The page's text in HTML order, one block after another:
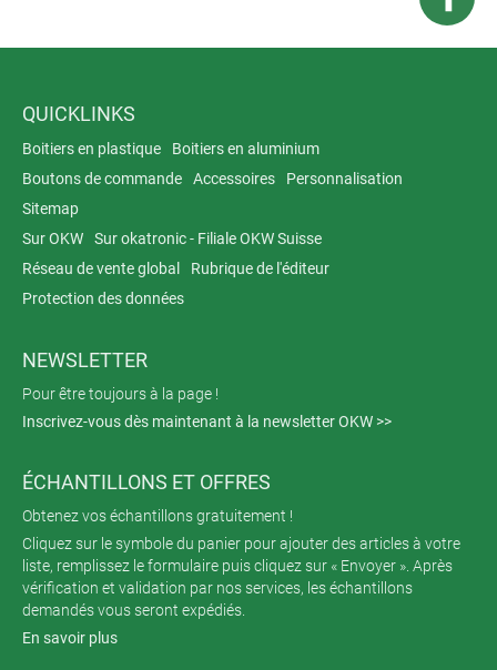
QUICKLINKS
Boitiers en plastique
Boitiers en aluminium
Boutons de commande
Accessoires
Personnalisation
Sitemap
Sur OKW
Sur okatronic - Filiale OKW Suisse
Réseau de vente global
Rubrique de l'éditeur
Protection des données
NEWSLETTER
Pour être toujours à la page !
Inscrivez-vous dès maintenant à la newsletter OKW >>
ÉCHANTILLONS ET OFFRES
Obtenez vos échantillons gratuitement !
Cliquez sur le symbole du panier pour ajouter des articles à votre
liste, remplissez le formulaire puis cliquez sur « Envoyer ». Après
vérification et validation par nos services, les échantillons
demandés vous seront expédiés.
En savoir plus